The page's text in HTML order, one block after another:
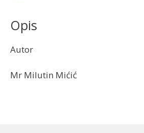
Opis
Autor
Mr Milutin Mićić